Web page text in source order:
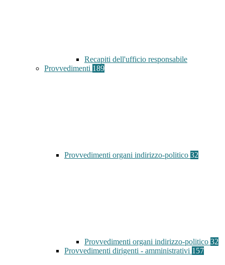
Recapiti dell'ufficio responsabile
Provvedimenti 189
Provvedimenti organi indirizzo-politico 32
Provvedimenti organi indirizzo-politico 32
Provvedimenti dirigenti - amministrativi 157